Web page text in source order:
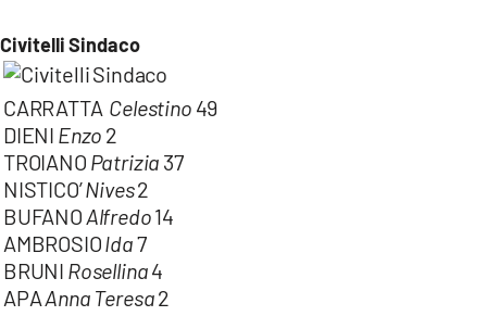
Civitelli Sindaco
CARRATTA Celestino 49
DIENI Enzo 2
TROIANO Patrizia 37
NISTICO’Nives2
BUFANO Alfredo14
AMBROSIOIda7
BRUNI Rosellina4
APAAnna Teresa2